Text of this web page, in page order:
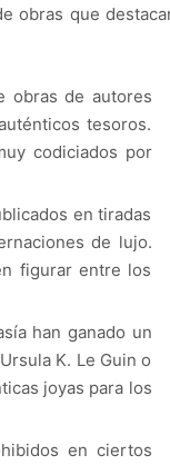
obras que
obras de autores
tesoros.
codiciados por
en tiradas
de lujo.
figurar entre los
han ganado un
K. Le Guin o
joyas para los
en ciertos